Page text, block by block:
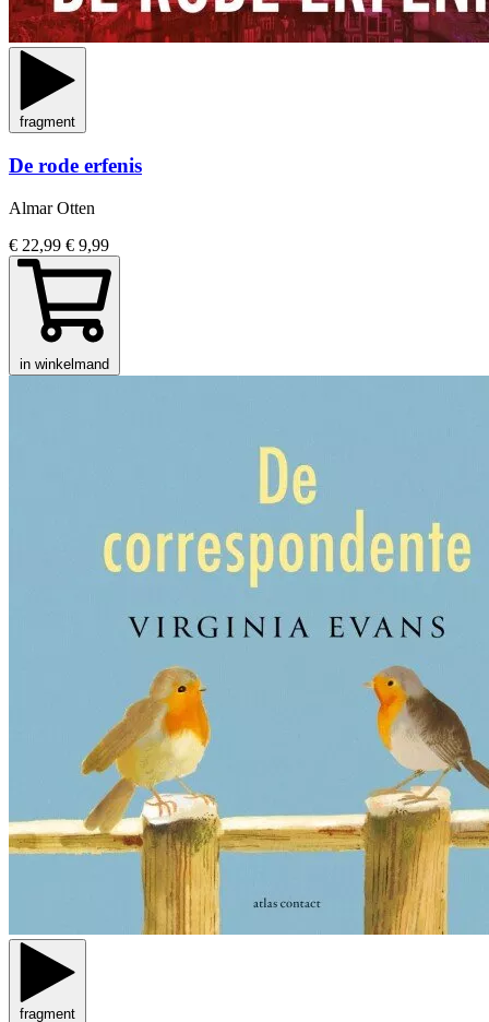
fragment
De rode erfenis
Almar Otten
€ 22,99 € 9,99
in winkelmand
fragment